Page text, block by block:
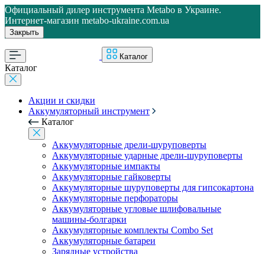
Официальный дилер инструмента Metabo в Украине.
Интернет-магазин metabo-ukraine.com.ua
Закрыть
Каталог
Каталог
Акции и скидки
Аккумуляторный инструмент
Каталог
Аккумуляторные дрели-шуруповерты
Аккумуляторные ударные дрели-шуруповерты
Аккумуляторные импакты
Аккумуляторные гайковерты
Аккумуляторные шуруповерты для гипсокартона
Аккумуляторные перфораторы
Аккумуляторные угловые шлифовальные
машины-болгарки
Аккумуляторные комплекты Combo Set
Аккумуляторные батареи
Зарядные устройства